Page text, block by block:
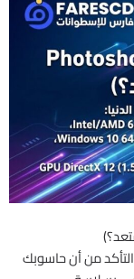
من أن حاسوبك